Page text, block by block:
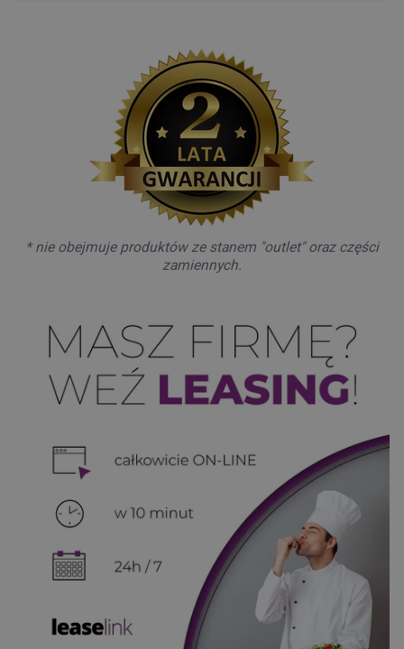
* nie obejmuje produktów ze stanem "outlet" oraz części
zamiennych.